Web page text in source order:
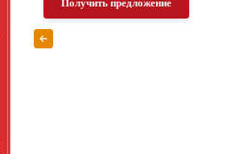
Получить предложение